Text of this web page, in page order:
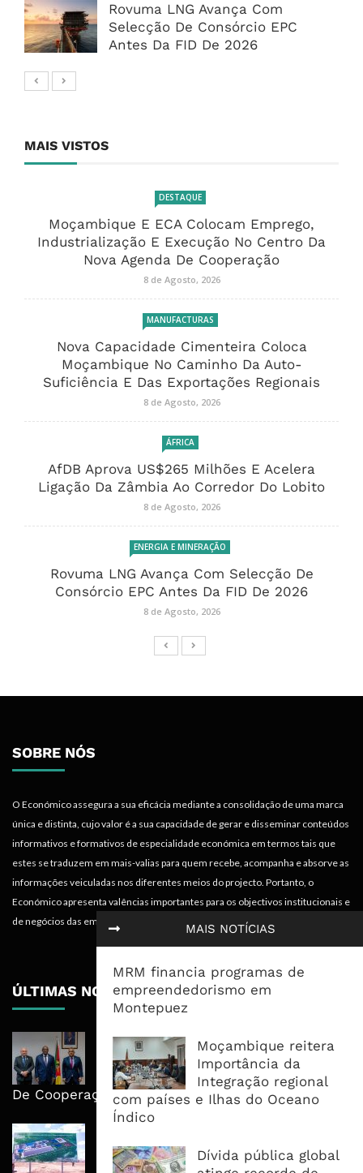
MAIS NOTÍCIAS
MRM financia programas de
empreendedorismo em
Montepuez
Moçambique reitera
Importância da
Integração regional
com países e Ilhas do Oceano
Índico
Dívida pública global
Rovuma LNG Avança Com
Selecção De Consórcio EPC
Antes Da FID De 2026
MAIS VISTOS
DESTAQUE
Moçambique E ECA Colocam Emprego,
Industrialização E Execução No Centro Da
Nova Agenda De Cooperação
8 de Agosto, 2026
MANUFACTURAS
Nova Capacidade Cimenteira Coloca
Moçambique No Caminho Da Auto-
Suficiência E Das Exportações Regionais
8 de Agosto, 2026
ÁFRICA
AfDB Aprova US$265 Milhões E Acelera
Ligação Da Zâmbia Ao Corredor Do Lobito
8 de Agosto, 2026
ENERGIA E MINERAÇÃO
Rovuma LNG Avança Com Selecção De
Consórcio EPC Antes Da FID De 2026
8 de Agosto, 2026
SOBRE NÓS
O Económico assegura a sua eficácia mediante a consolidação de uma marca
única e distinta, cujo valor é a sua capacidade de gerar e disseminar conteúdos
informativos e formativos de especialidade económica em termos tais que
estes se traduzem em mais-valias para quem recebe, acompanha e absorve as
informações veiculadas nos diferentes meios do projecto. Portanto, o
Económico apresenta valências importantes para os objectivos institucionais e
de negócios das empresas.
ÚLTIMAS NOTÍCIAS
Moçambique E ECA Colocam
Emprego, Industrialização E
Execução No Centro Da Nova Agenda
De Cooperação
Moçambique No Caminho Da Auto-
Suficiência E Das Exportações